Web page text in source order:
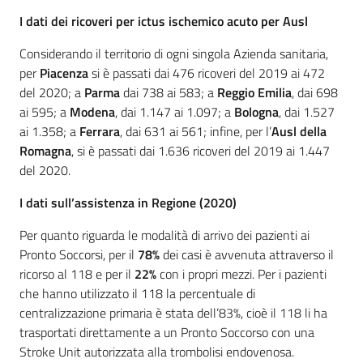
I dati dei ricoveri per ictus ischemico acuto per Ausl
Considerando il territorio di ogni singola Azienda sanitaria,
perPiacenzasi è passati dai 476 ricoveri del 2019 ai 472
del 2020; a Parmadai 738 ai 583; a Reggio Emilia, dai 698
ai 595; a Modena, dai 1.147 ai 1.097; a Bologna, dai 1.527
ai 1.358; a Ferrara, dai 631 ai 561; infine, per l’Ausl della
Romagna, si è passati dai 1.636 ricoveri del 2019 ai 1.447
del 2020.
I dati sull’assistenza in Regione(2020)
Per quanto riguarda le modalità di arrivo dei pazienti ai
Pronto Soccorsi, per il 78%dei casi è avvenuta attraverso il
ricorso al 118 e per il 22%con i propri mezzi. Per i pazienti
che hanno utilizzato il 118 la percentuale di
centralizzazione primaria è stata dell’83%, cioè il 118 li ha
trasportati direttamente a un Pronto Soccorso con una
Stroke Unit autorizzata alla trombolisi endovenosa.